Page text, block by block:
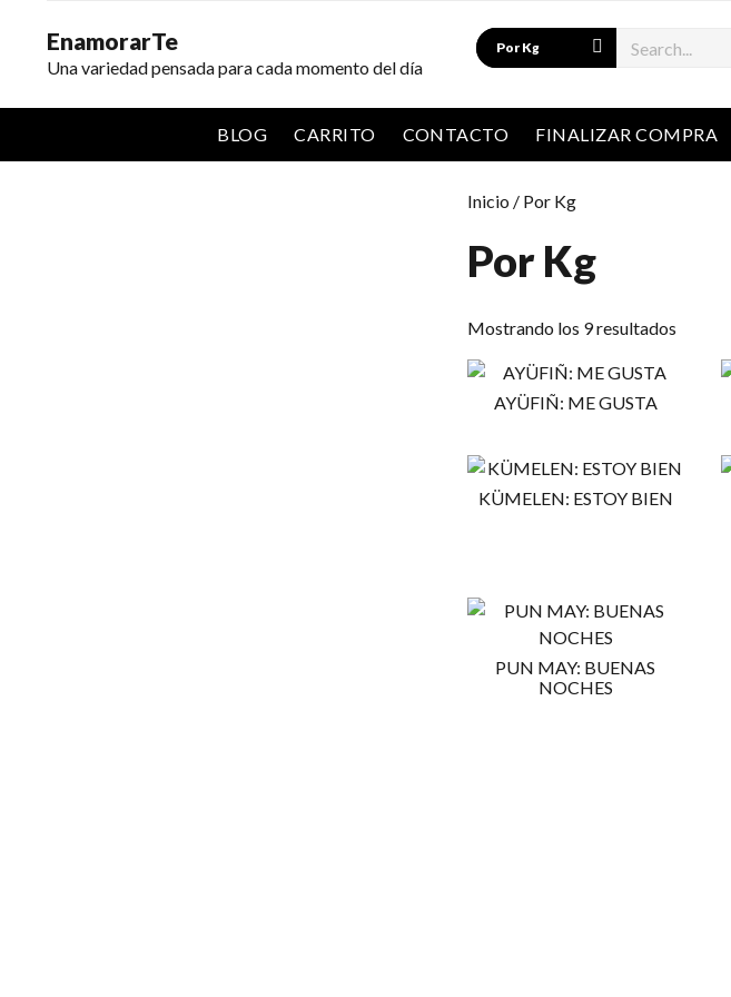
EnamorarTe
Una variedad pensada para cada momento del día
Search
BLOG CARRITO CONTACTO FINALIZAR COMPRA
Inicio / Por Kg
Por Kg
Mostrando los 9 resultados
AYÜFIÑ: ME GUSTA
KÜMELEN: ESTOY BIEN
PUN MAY: BUENAS
NOCHES